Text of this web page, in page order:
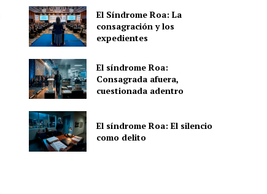
El Síndrome Roa: La
consagración y los
expedientes
El síndrome Roa:
Consagrada afuera,
cuestionada adentro
El síndrome Roa: El silencio
como delito